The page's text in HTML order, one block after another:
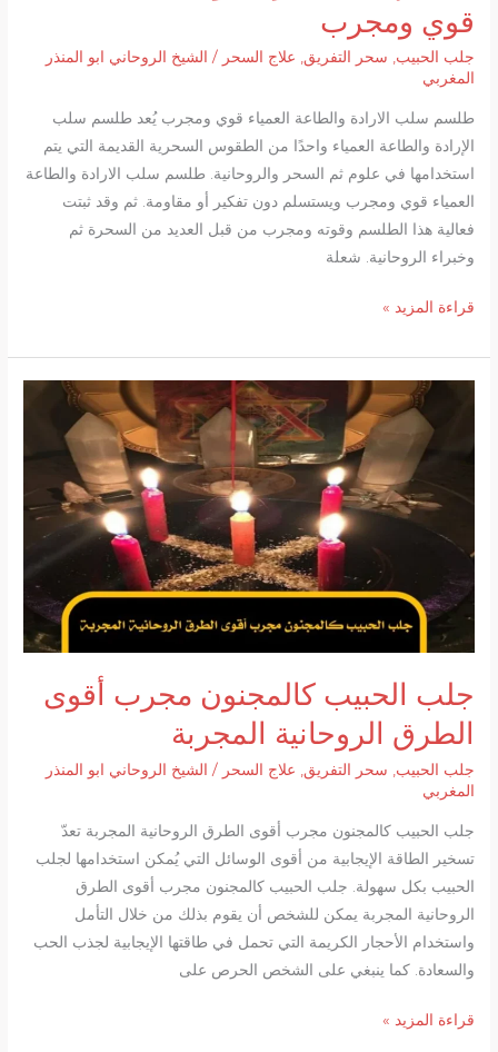
قوي ومجرب
جلب الحبيب سحر التفريق علاج السحر / الشيخ الروحاني ابو المنذر
المغربي
طلسم سلب الارادة والطاعة العمياء قوي ومجرب يُعد طلسم سلب
الإرادة والطاعة العمياء واحدًا من الطقوس السحرية القديمة التي يتم
استخدامها في علوم ثم السحر والروحانية. طلسم سلب الارادة والطاعة
العمياء قوي ومجرب ويستسلم دون تفكير أو مقاومة. ثم وقد ثبتت
فعالية هذا الطلسم وقوته ومجرب من قبل العديد من السحرة ثم
وخبراء الروحانية. شعلة
طلسم
الارادة
والطاعة
قوي
قراءة المزيد »
جلب الحبيب كالمجنون مجرب أقوى
الطرق الروحانية المجربة
جلب الحبيب سحر التفريق علاج السحر / الشيخ الروحاني ابو المنذر
المغربي
جلب الحبيب كالمجنون مجرب أقوى الطرق الروحانية المجربة تعدّ
تسخير الطاقة الإيجابية من أقوى الوسائل التي يُمكن استخدامها لجلب
الحبيب بكل سهولة. جلب الحبيب كالمجنون مجرب أقوى الطرق
الروحانية المجربة يمكن للشخص أن يقوم بذلك من خلال التأمل
واستخدام الأحجار الكريمة التي تحمل في طاقتها الإيجابية لجذب الحب
والسعادة. كما ينبغي على الشخص الحرص على
جلب
قراءة المزيد »